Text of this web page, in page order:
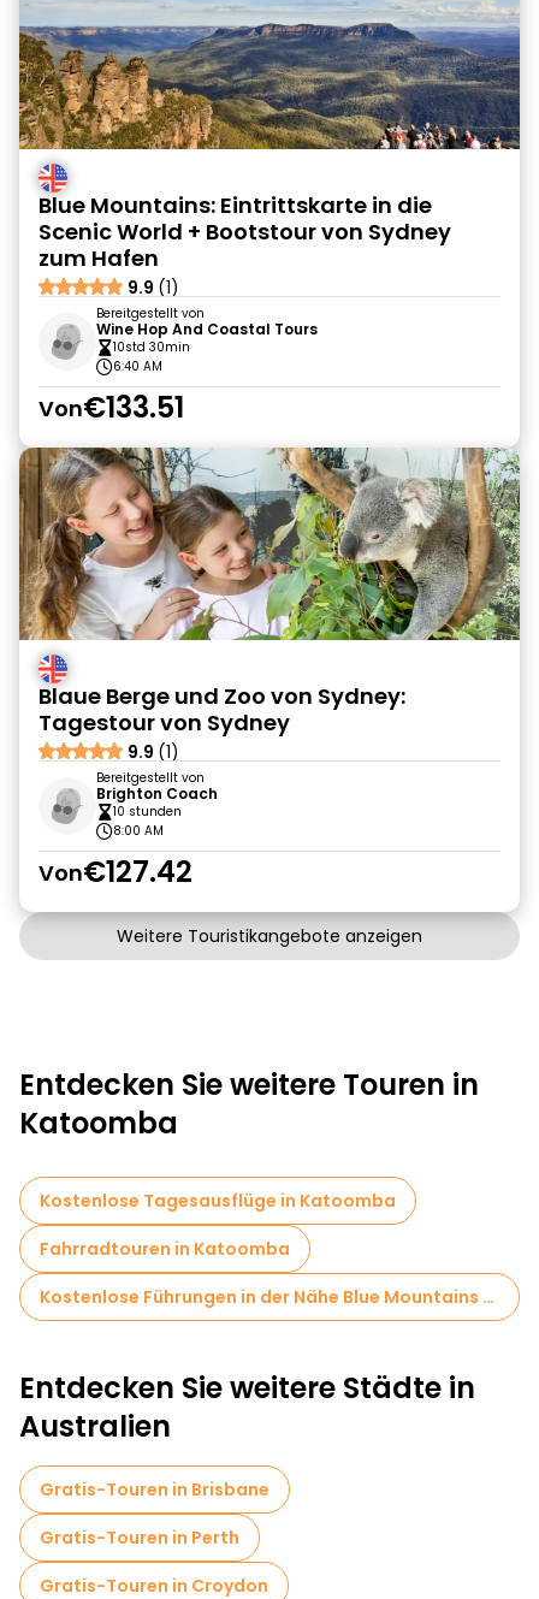
Blue Mountains: Eintrittskarte in die
Scenic World + Bootstour von Sydney
zum Hafen
9.9 (1)
Bereitgestellt von
Wine Hop And Coastal Tours
10std 30min
6:40 AM
Von€133.51
Blaue Berge und Zoo von Sydney:
Tagestour von Sydney
9.9 (1)
Bereitgestellt von
Brighton Coach
10 stunden
8:00 AM
Von€127.42
Weitere Touristikangebote anzeigen
Entdecken Sie weitere Touren in
Katoomba
Kostenlose Tagesausflüge in Katoomba
Fahrradtouren in Katoomba
Kostenlose Führungen in der Nähe Blue Mountains National Park
Entdecken Sie weitere Städte in
Australien
Gratis-Touren in Brisbane
Gratis-Touren in Perth
Gratis-Touren in Croydon